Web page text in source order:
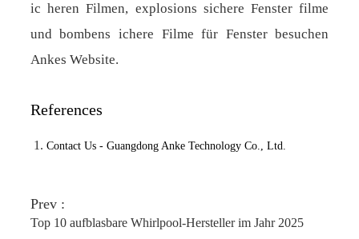
ic heren Filmen, explosions sichere Fenster filme
und bombens ichere Filme für Fenster besuchen
Ankes Website.
References
Contact Us - Guangdong Anke Technology Co., Ltd.
Prev :
Top 10 aufblasbare Whirlpool-Hersteller im Jahr 2025